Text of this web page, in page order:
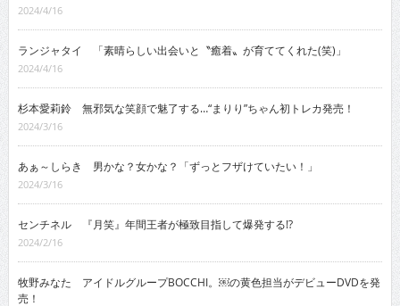
2024/4/16
ランジャタイ 「素晴らしい出会いと〝癒着〟が育ててくれた(笑)」
2024/4/16
杉本愛莉鈴 無邪気な笑顔で魅了する…“まりり”ちゃん初トレカ発売！
2024/3/16
あぁ～しらき 男かな？女かな？「ずっとフザけていたい！」
2024/3/16
センチネル 『月笑』年間王者が極致目指して爆発する!?
2024/2/16
牧野みなた アイドルグループBOCCHI。￼の黄色担当がデビューDVDを発
売！